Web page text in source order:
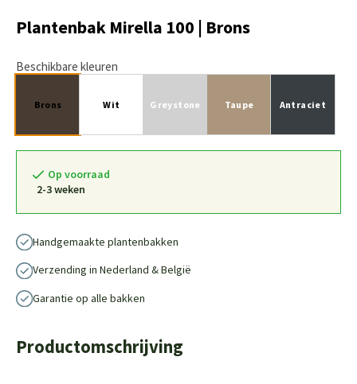
Plantenbak Mirella 100 | Brons
Beschikbare kleuren
Brons Wit Greystone Taupe Antraciet
Op voorraad
2-3 weken
Handgemaakte plantenbakken
Verzending in Nederland & België
Garantie op alle bakken
Productomschrijving